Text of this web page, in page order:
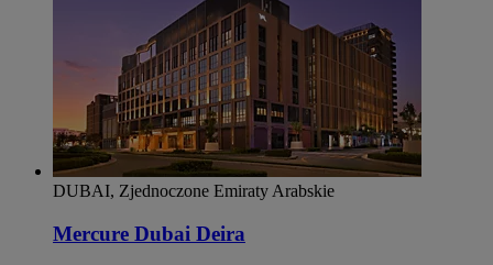
DUBAI, Zjednoczone Emiraty Arabskie
Mercure Dubai Deira